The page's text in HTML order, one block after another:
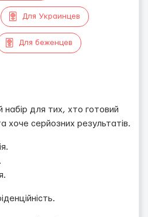
Для Украинцев
Для беженцев
набір для тих, хто готовий
хоче серйозних результатів.